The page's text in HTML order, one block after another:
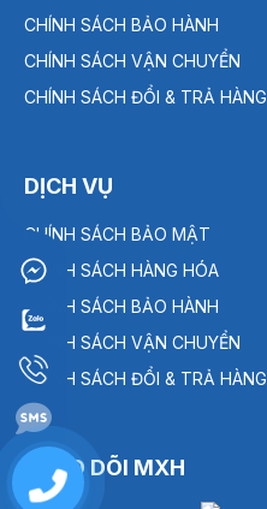
CHÍNH SÁCH BẢO HÀNH
CHÍNH SÁCH VẬN CHUYỂN
CHÍNH SÁCH ĐỔI & TRẢ HÀNG
DỊCH VỤ
CHÍNH SÁCH BẢO MẬT
CHÍNH SÁCH HÀNG HÓA
CHÍNH SÁCH BẢO HÀNH
CHÍNH SÁCH VẬN CHUYỂN
CHÍNH SÁCH ĐỔI & TRẢ HÀNG
THEO DÕI MXH
0909